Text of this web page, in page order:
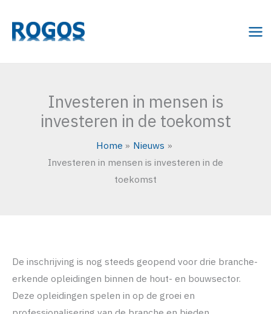
naar
Investeren in mensen is
investeren in de toekomst
Home
Nieuws
Investeren in mensen is investeren in de
toekomst
De inschrijving is nog steeds geopend voor drie branche-
erkende opleidingen binnen de hout- en bouwsector.
Deze opleidingen spelen in op de groei en